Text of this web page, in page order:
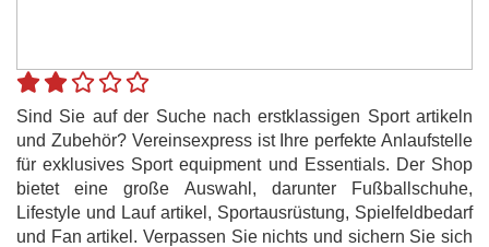
Sind Sie auf der Suche nach erstklassigen Sport artikeln
und Zubehör? Vereinsexpress ist Ihre perfekte Anlaufstelle
für exklusives Sport equipment und Essentials. Der Shop
bietet eine große Auswahl, darunter Fußballschuhe,
Lifestyle und Lauf artikel, Sportausrüstung, Spielfeldbedarf
und Fan artikel. Verpassen Sie nichts und sichern Sie sich